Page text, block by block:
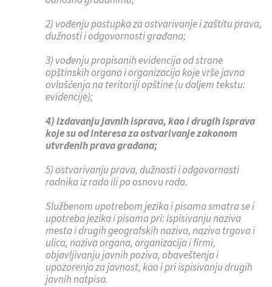
2) vođenju postupka za ostvarivanje i zaštitu prava,
dužnosti i odgovornosti građana;
3) vođenju propisanih evidencija od strane
opštinskih organa i organizacija koje vrše javna
ovlašćenja na teritoriji opštine (u daljem tekstu:
evidencije);
4) izdavanju javnih isprava, kao i drugih isprava
koje su od interesa za ostvarivanje zakonom
utvrđenih prava građana;
5) ostvarivanju prava, dužnosti i odgovornosti
radnika iz rada ili po osnovu rada.
Službenom upotrebom jezika i pisama smatra se i
upotreba jezika i pisama pri: ispisivanju naziva
mesta i drugih geografskih naziva, naziva trgova i
ulica, naziva organa, organizacija i firmi,
objavljivanju javnih poziva, obaveštenja i
upozorenja za javnost, kao i pri ispisivanju drugih
javnih natpisa.